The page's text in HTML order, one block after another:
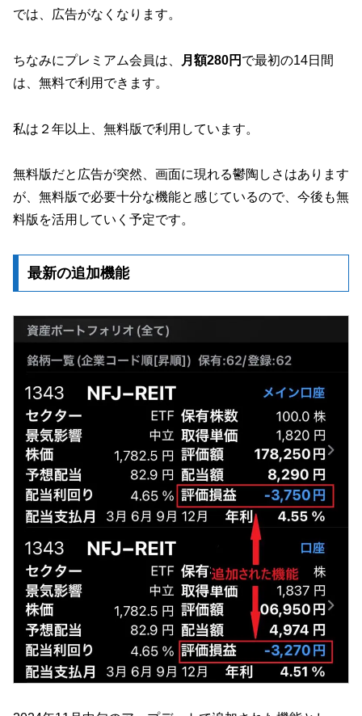
では、広告がなくなります。
ちなみにプレミアム会員は、 月額280円 で最初の14日間
は、無料で利用できます。
私は２年以上、無料版で利用しています。
無料版だと広告が突然、画面に現れる鬱陶しさはあります
が、無料版で必要十分な機能と感じているので、今後も無
料版を活用していく予定です。
最新の追加機能